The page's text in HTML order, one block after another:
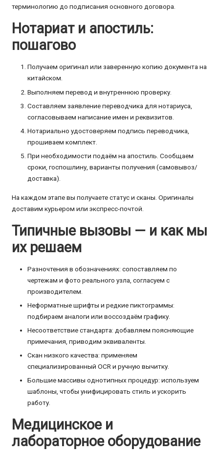
терминологию до подписания основного договора.
Нотариат и апостиль:
пошагово
Получаем оригинал или заверенную копию документа на
китайском.
Выполняем перевод и внутреннюю проверку.
Составляем заявление переводчика для нотариуса,
согласовываем написание имен и реквизитов.
Нотариально удостоверяем подпись переводчика,
прошиваем комплект.
При необходимости подаём на апостиль. Сообщаем
сроки, госпошлину, варианты получения (самовывоз/
доставка).
На каждом этапе вы получаете статус и сканы. Оригиналы
доставим курьером или экспресс-почтой.
Типичные вызовы — и как мы
их решаем
Разночтения в обозначениях: сопоставляем по
чертежам и фото реального узла, согласуем с
производителем.
Неформатные шрифты и редкие пиктограммы:
подбираем аналоги или воссоздаём графику.
Несоответствие стандарта: добавляем поясняющие
примечания, приводим эквиваленты.
Скан низкого качества: применяем
специализированный OCR и ручную вычитку.
Большие массивы однотипных процедур: используем
шаблоны, чтобы унифицировать стиль и ускорить
работу.
Медицинское и
лабораторное оборудование